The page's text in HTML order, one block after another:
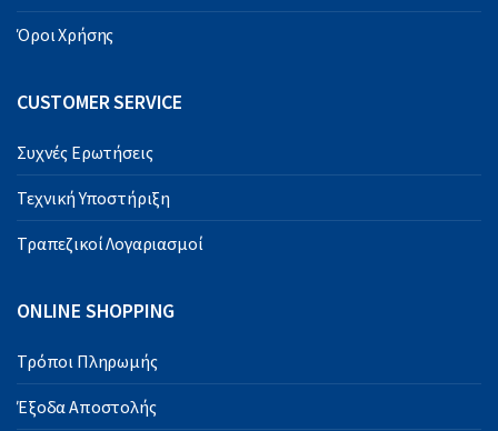
Όροι Χρήσης
CUSTOMER SERVICE
Συχνές Ερωτήσεις
Τεχνική Υποστήριξη
Τραπεζικοί Λογαριασμοί
ONLINE SHOPPING
Τρόποι Πληρωμής
Έξοδα Αποστολής